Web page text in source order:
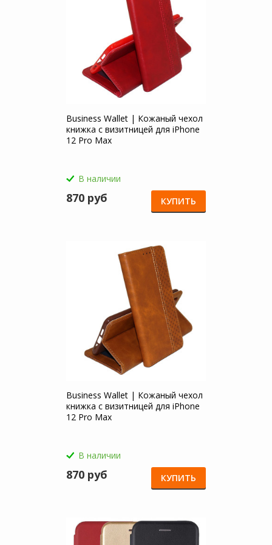
Business Wallet | Кожаный чехол
книжка с визитницей для iPhone
12 Pro Max
В наличии
870 руб КУПИТЬ
Business Wallet | Кожаный чехол
книжка с визитницей для iPhone
12 Pro Max
В наличии
870 руб КУПИТЬ